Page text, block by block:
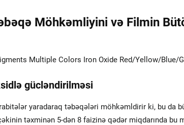
Möhkəmliyini və Filmin
gücləndirilməsi
yaradaraq təbəqələri möhkəmldirir ki, bu da
təxminən 5-dən 8 faizinə qədər miqdarında bu